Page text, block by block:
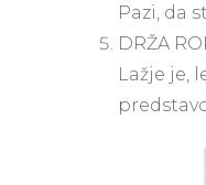
Pazi, da
DRŽA
Lažje je,